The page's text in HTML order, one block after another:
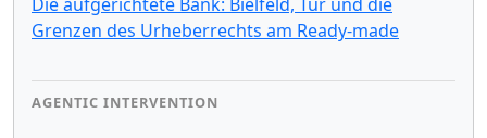
Grenzen des Urheberrechts am Ready-made
AGENTIC INTERVENTION